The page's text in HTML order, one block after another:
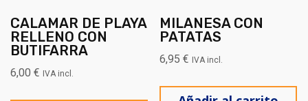
CALAMAR DE PLAYA
RELLENO CON
BUTIFARRA
6,00 € IVA incl.
MILANESA CON
PATATAS
6,95€ IVA incl.